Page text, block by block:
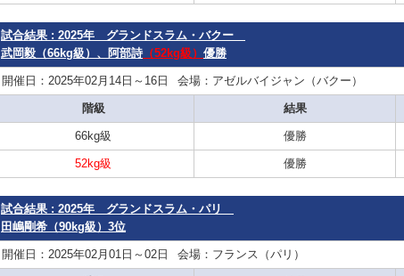
試合結果 : 2025年 グランドスラム・バクー
武岡毅（66kg級）、阿部詩 （52kg級） 優勝
開催日：2025年02月14日～16日 会場：アゼルバイジャン（バクー）
階級 結果
66kg級 優勝
52kg級 優勝
試合結果 : 2025年 グランドスラム・パリ
田嶋剛希（90kg級）3位
開催日：2025年02月01日～02日 会場：フランス（パリ）